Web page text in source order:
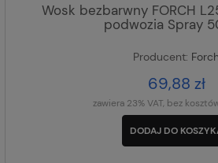
Wosk bezbarwny FORCH
podwozia Spray
Producent: Forch
69,88 zł
zawiera 23% VAT, bez
DODAJ DO